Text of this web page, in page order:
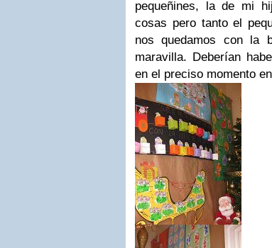
pequeñines, la de mi
cosas pero tanto el
nos quedamos con la
maravilla. Deberían
en el preciso momento